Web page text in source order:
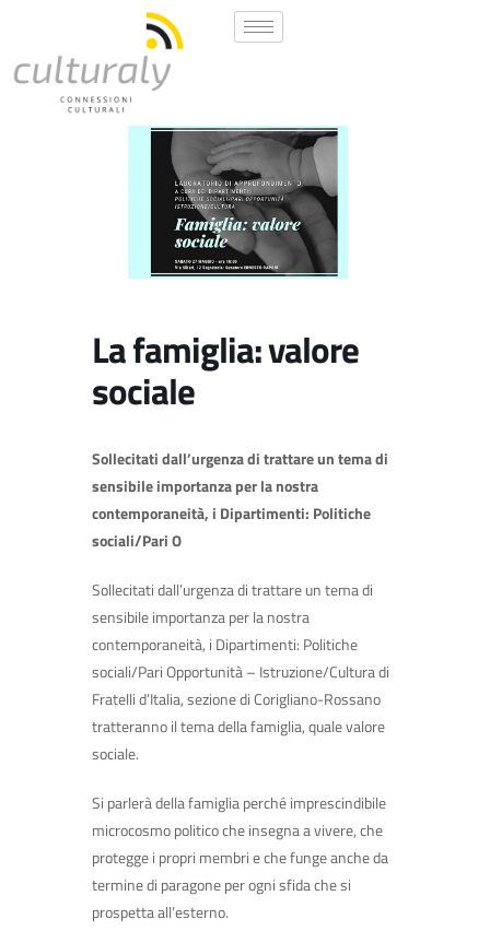
La famiglia: valore
sociale
Sollecitati dall’urgenza di trattare un tema di
sensibile importanza per la nostra
contemporaneità, i Dipartimenti: Politiche
sociali/Pari O
Sollecitati dall’urgenza di trattare un tema di
sensibile importanza per la nostra
contemporaneità, i Dipartimenti: Politiche
sociali/Pari Opportunità – Istruzione/Cultura di
Fratelli d’Italia, sezione di Corigliano-Rossano
tratteranno il tema della famiglia, quale valore
sociale.
Si parlerà della famiglia perché imprescindibile
microcosmo politico che insegna a vivere, che
protegge i propri membri e che funge anche da
termine di paragone per ogni sfida che si
prospetta all’esterno.